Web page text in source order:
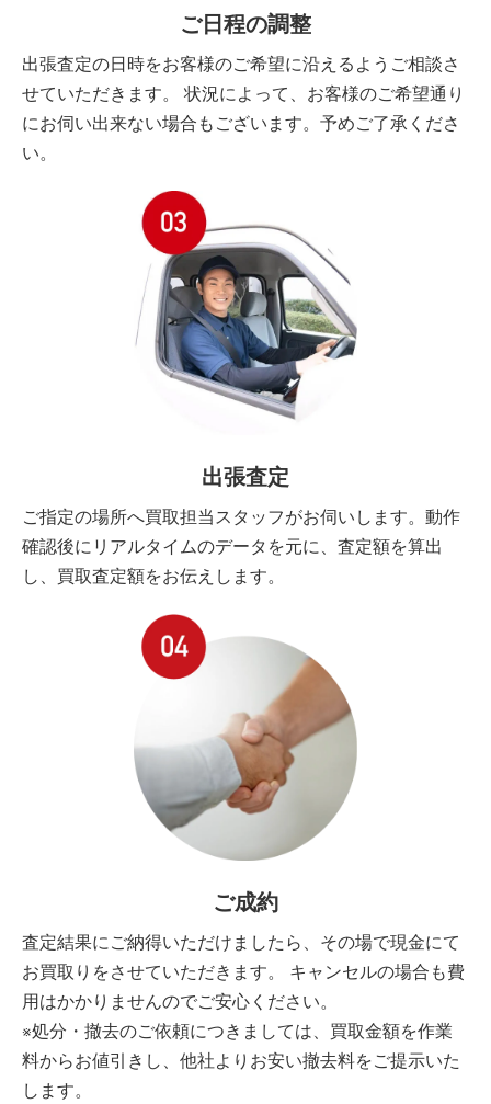
ご日程の調整
出張査定の日時をお客様のご希望に沿えるようご相談さ
せていただきます。 状況によって、お客様のご希望通り
にお伺い出来ない場合もございます。予めご了承くださ
い。
出張査定
ご指定の場所へ買取担当スタッフがお伺いします。動作
確認後にリアルタイムのデータを元に、査定額を算出
し、買取査定額をお伝えします。
ご成約
査定結果にご納得いただけましたら、その場で現金にて
お買取りをさせていただきます。 キャンセルの場合も費
用はかかりませんのでご安心ください。
※処分・撤去のご依頼につきましては、買取金額を作業
料からお値引きし、他社よりお安い撤去料をご提示いた
します。